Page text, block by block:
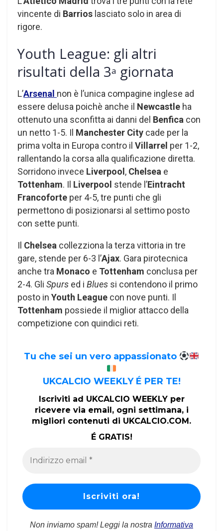
vincente di Barrios lasciato solo in area di
rigore.
Youth League: gli altri
risultati della 3a giornata
L’Arsenal non è l’unica compagine inglese ad
essere delusa poichè anche il Newcastle ha
ottenuto una sconfitta ai danni del Benfica con
un netto 1-5. Il Manchester City cade per la
prima volta in Europa contro il Villarrel per 1-2,
rallentando la corsa alla qualificazione diretta.
Sorridono invece Liverpool , Chelsea e
Tottenham. Il Liverpool stende l’Eintracht
Francoforte per 4-5, tre punti che gli
permettono di posizionarsi al settimo posto
con sette punti.
Il Chelsea collezziona la terza vittoria in tre
gare, stende per 6-3 l’Ajax. Gara pirotecnica
anche tra Monaco e Tottenham conclusa per
2-4. Gli Spurs ed i Blues si contendono il primo
posto in Youth League con nove punti. Il
Tottenham possiede il miglior attacco della
competizione con quindici reti.
Tu che sei un vero appassionato
UKCALCIO WEEKLY É PER TE!
Iscriviti ad UKCALCIO WEEKLY per
ricevere via email, ogni settimana, i
migliori contenuti di UKCALCIO.COM.
É GRATIS!
Non inviamo spam! Leggi la nostra Informativa